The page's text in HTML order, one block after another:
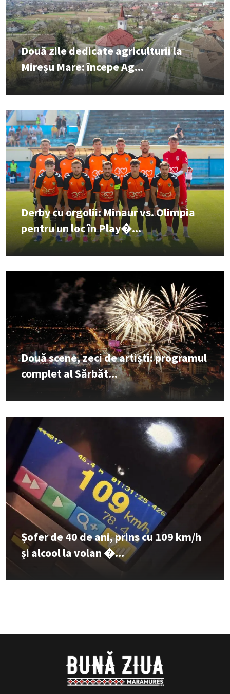
Două zile dedicate agriculturii la
Mireșu Mare: începe Ag...
Derby cu orgolii: Minaur vs. Olimpia
pentru un loc în Play�...
Două scene, zeci de artiști: programul
complet al Sărbăt...
Șofer de 40 de ani, prins cu 109 km/h
și alcool la volan �...